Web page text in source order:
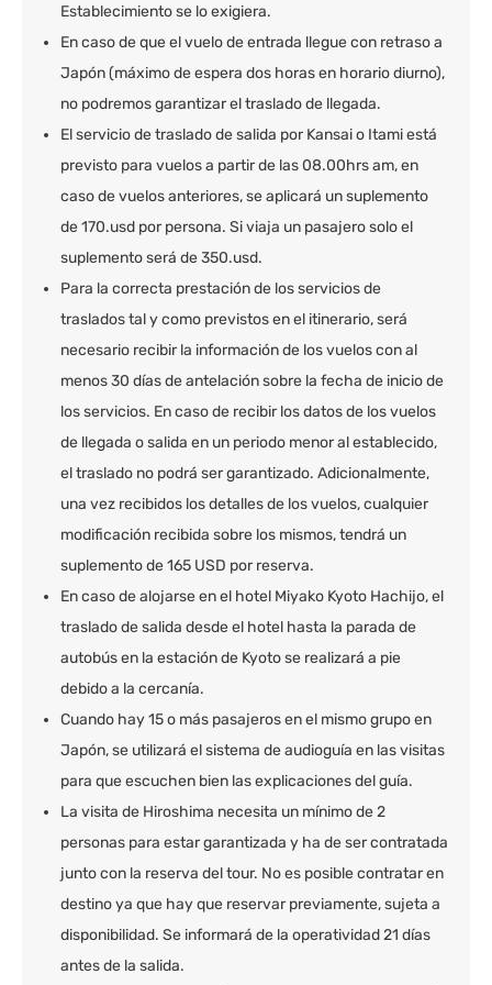
Establecimiento se lo exigiera.
En caso de que el vuelo de entrada llegue con retraso a
Japón (máximo de espera dos horas en horario diurno),
no podremos garantizar el traslado de llegada.
El servicio de traslado de salida por Kansai o Itami está
previsto para vuelos a partir de las 08.00hrs am, en
caso de vuelos anteriores, se aplicará un suplemento
de 170.usd por persona. Si viaja un pasajero solo el
suplemento será de 350.usd.
Para la correcta prestación de los servicios de
traslados tal y como previstos en el itinerario, será
necesario recibir la información de los vuelos con al
menos 30 días de antelación sobre la fecha de inicio de
los servicios. En caso de recibir los datos de los vuelos
de llegada o salida en un periodo menor al establecido,
el traslado no podrá ser garantizado. Adicionalmente,
una vez recibidos los detalles de los vuelos, cualquier
modificación recibida sobre los mismos, tendrá un
suplemento de 165 USD por reserva.
En caso de alojarse en el hotel Miyako Kyoto Hachijo, el
traslado de salida desde el hotel hasta la parada de
autobús en la estación de Kyoto se realizará a pie
debido a la cercanía.
Cuando hay 15 o más pasajeros en el mismo grupo en
Japón, se utilizará el sistema de audioguía en las visitas
para que escuchen bien las explicaciones del guía.
La visita de Hiroshima necesita un mínimo de 2
personas para estar garantizada y ha de ser contratada
junto con la reserva del tour. No es posible contratar en
destino ya que hay que reservar previamente, sujeta a
disponibilidad. Se informará de la operatividad 21 días
antes de la salida.